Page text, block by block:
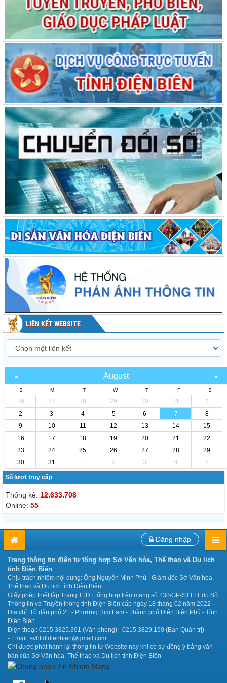
LIÊN KẾT WEBSITE
August
S M T W T F S
26 27 28 29 30 31
1
2
3 4 5 6 7
8
9
10 11 12 13 14
15
16
17 18 19 20 21
22
23
24 25 26 27 28
29
30
31 1 2 3 4 5
Số lượt truy cập
Thống kê: 12.633.708
Online: 55
Đăng nhập
Trang thông tin điện tử tổng hợp Sở Văn hóa, Thể thao và Du lịch
tỉnh Điện Biên
Chịu trách nhiệm nội dung: Ông Nguyễn Minh Phú - Giám đốc Sở Văn hóa,
Thể thao và Du lịch tỉnh Điện Biên
Giấy phép thiết lập Trang TTĐT tổng hợp trên mạng số 238/GP-STTTT do Sở
Thông tin và Truyền thông tỉnh Điện Biên cấp ngày 18 tháng 02 năm 2022
Địa chỉ: Tổ dân phố 21 - Phường Him Lam - Thành phố Điện Biên Phủ - Tỉnh
Điện Biên
Điện thoại: 0215.3825.391 (Văn phòng) - 0215.3829.190 (Ban Quản trị)
- Email: svhttdldienbien@gmail.com
Chỉ được phát hành lại thông tin từ Website này khi có sự đồng ý bằng văn
bản của Sở Văn hóa, Thể thao và Du lịch tỉnh Điện Biên